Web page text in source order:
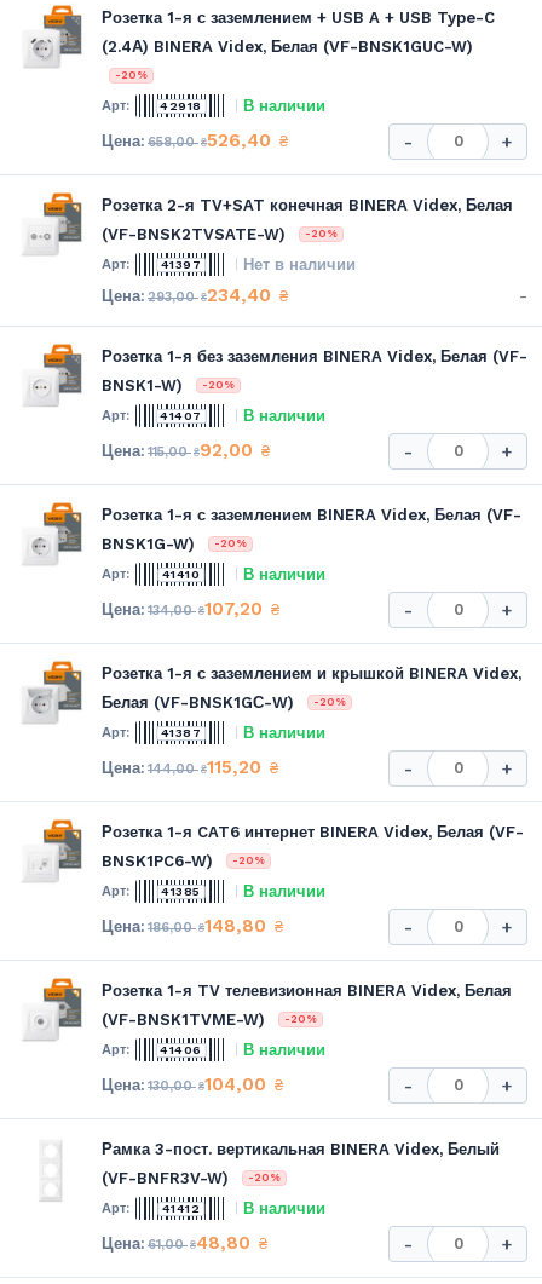
Розетка 1-я с заземлением + USB A + USB Type-C
(2.4А) BINERA Videx, Белая (VF-BNSK1GUC-W)
-20%
42918 В наличии
658,00₴526,40 ₴ - +
Розетка 2-я TV+SAT конечная BINERA Videx, Белая
(VF-BNSK2TVSATE-W)
-20%
41397 Нет в наличии
293,00₴234,40 ₴ -
Розетка 1-я без заземления BINERA Videx, Белая (VF-
BNSK1-W)
-20%
41407 В наличии
115,00₴92,00 ₴ - +
Розетка 1-я с заземлением BINERA Videx, Белая (VF-
BNSK1G-W)
-20%
41410 В наличии
134,00₴107,20 ₴ - +
Розетка 1-я с заземлением и крышкой BINERA Videx,
Белая (VF-BNSK1GС-W)
-20%
41387 В наличии
144,00₴115,20 ₴ - +
Розетка 1-я CAT6 интернет BINERA Videx, Белая (VF-
BNSK1PC6-W)
-20%
41385 В наличии
186,00₴148,80 ₴ - +
Розетка 1-я TV телевизионная BINERA Videx, Белая
(VF-BNSK1TVME-W)
-20%
41406 В наличии
130,00₴104,00 ₴ - +
Рамка 3-пост. вертикальная BINERA Videx, Белый
(VF-BNFR3V-W)
-20%
41412 В наличии
61,00₴48,80 ₴ - +